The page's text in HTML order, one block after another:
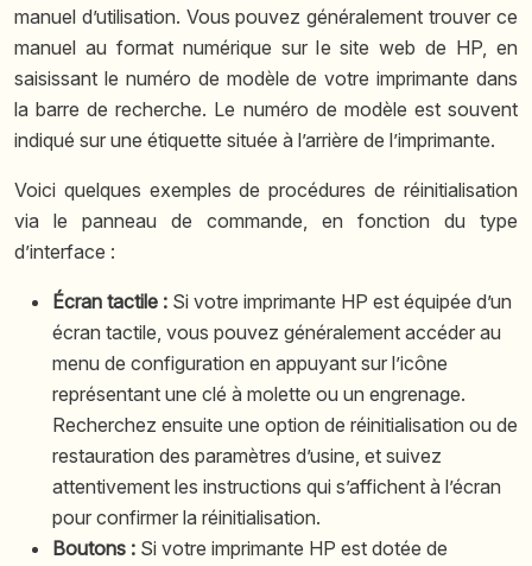
manuel d’utilisation. Vous pouvez généralement trouver ce
manuel au format numérique sur le site web de HP, en
saisissant le numéro de modèle de votre imprimante dans
la barre de recherche. Le numéro de modèle est souvent
indiqué sur une étiquette située à l’arrière de l’imprimante.
Voici quelques exemples de procédures de réinitialisation
via le panneau de commande, en fonction du type
d’interface :
Écran tactile : Si votre imprimante HP est équipée d’un
écran tactile, vous pouvez généralement accéder au
menu de configuration en appuyant sur l’icône
représentant une clé à molette ou un engrenage.
Recherchez ensuite une option de réinitialisation ou de
restauration des paramètres d’usine, et suivez
attentivement les instructions qui s’affichent à l’écran
pour confirmer la réinitialisation.
Boutons : Si votre imprimante HP est dotée de